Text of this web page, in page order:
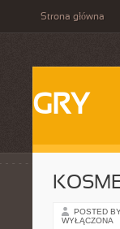
Strona główna
GRY
POSTED
WYŁĄCZONA